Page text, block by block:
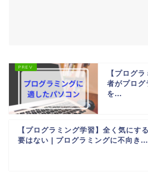
【プログ
者がプログ
を...
【プログラミング学習】全く気にす
要はない | プログラミングに不向き...